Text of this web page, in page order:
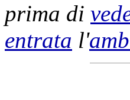
prima di
entrata l'